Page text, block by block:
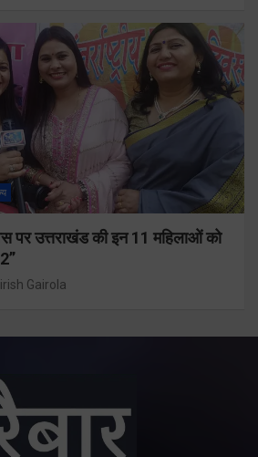
पर उत्तराखंड की इन 11 महिलाओं को
Gairola